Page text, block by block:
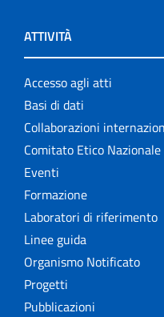
ATTIVITÀ
Accesso agli atti
Basi di dati
Collaborazioni
Comitato Etico Nazionale
Eventi
Formazione
Laboratori di riferimento
Linee guida
Organismo Notificato
Progetti
Pubblicazioni